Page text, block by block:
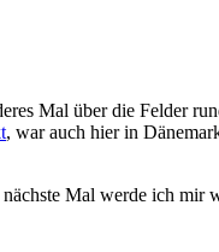
Mal über die Felder
, war auch hier in
Mal werde ich mir